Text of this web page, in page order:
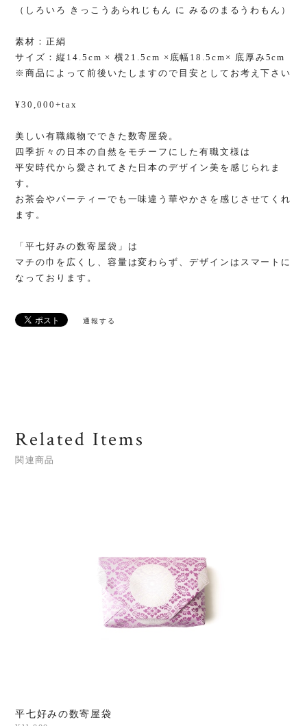
（しろいろ きっこうあられじもん に みるのまるうわもん）
素材：正絹
サイズ：縦14.5cm × 横21.5cm ×底幅18.5cm× 底厚み5cm
※商品によって前後いたしますので目安としてお考え下さい
¥30,000+tax
美しい有職織物でできた数寄屋袋。
四季折々の日本の自然をモチーフにした有職文様は
平安時代から愛されてきた日本のデザイン美を感じられま
す。
お茶会やパーティーでも一味違う華やかさを感じさせてくれ
ます。
「平七好みの数寄屋袋」は
マチの巾を広くし、容量は変わらず、デザインはスマートに
なっております。
通報する
Related Items
関連商品
平七好みの数寄屋袋